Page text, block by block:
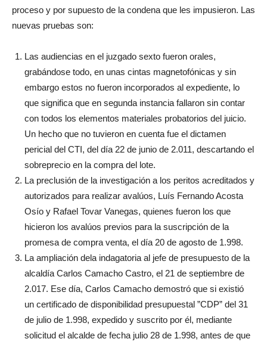
proceso y por supuesto de la condena que les impusieron. Las
nuevas pruebas son:
Las audiencias en el juzgado sexto fueron orales,
grabándose todo, en unas cintas magnetofónicas y sin
embargo estos no fueron incorporados al expediente, lo
que significa que en segunda instancia fallaron sin contar
con todos los elementos materiales probatorios del juicio.
Un hecho que no tuvieron en cuenta fue el dictamen
pericial del CTI, del día 22 de junio de 2.011, descartando el
sobreprecio en la compra del lote.
La preclusión de la investigación a los peritos acreditados y
autorizados para realizar avalúos, Luís Fernando Acosta
Osío y Rafael Tovar Vanegas, quienes fueron los que
hicieron los avalúos previos para la suscripción de la
promesa de compra venta, el día 20 de agosto de 1.998.
La ampliación dela indagatoria al jefe de presupuesto de la
alcaldía Carlos Camacho Castro, el 21 de septiembre de
2.017. Ese día, Carlos Camacho demostró que si existió
un certificado de disponibilidad presupuestal ”CDP” del 31
de julio de 1.998, expedido y suscrito por él, mediante
solicitud el alcalde de fecha julio 28 de 1.998, antes de que